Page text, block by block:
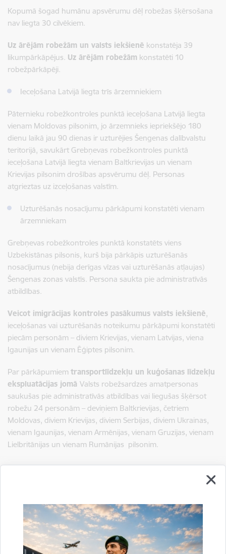
Kopumā šogad humānu apsvērumu dēļ robežas šķērsošana
nav liegta 30 cilvēkiem.
Uz ārējām robežām un valsts iekšienē konstatēja 39
likumpārkāpējus. Uz ārējām robežām konstatēti 10
robežpārkāpēji.
Ieceļošana Latvijā liegta trīs ārzemniekiem
Pāternieku robežkontroles punktā ieceļošana Latvijā liegta
vienam Moldovas pilsonim, jo ārzemnieks iepriekšējo 180
dienu laikā jau 90 dienas ir uzturējies Šengenas dalībvalstu
teritorijā, savukārt Grebņevas robežkontroles punktā
ieceļošana Latvijā liegta vienam Baltkrievijas un vienam
Krievijas pilsonim drošības apsvērumu dēļ. Personas
atgrieztas uz izceļošanas valstīm.
Uzturēšanās nosacījumu pārkāpumi konstatēti vienam
ārzemniekam
Grebņevas robežkontroles punktā konstatēts viens
Uzbekistānas pilsonis, kurš bija pārkāpis uzturēšanās
nosacījumus (nebija derīgas vīzas vai uzturēšanās atļaujas)
Šengenas zonas valstīs. Persona saukta pie administratīvās
atbildības.
Veicot imigrācijas kontroles pasākumus valsts iekšienē,
ieceļošanas vai uzturēšanās noteikumu pārkāpumi konstatēti
piecām personām – diviem Krievijas, vienam Latvijas, viena
Igaunijas un vienam Ēģiptes pilsonim.
Par pārkāpumiem transportlīdzekļu un kuģošanas līdzekļu
ekspluatācijas jomā Valsts robežsardzes amatpersonas
saukušas pie administratīvās atbildības vai liegušas šķērsot
robežu 24 personām – deviņiem Baltkrievijas, četriem
Moldovas, diviem Krievijas, diviem Serbijas, diviem Ukrainas,
vienam Igaunijas, vienam Armēnijas, vienam Gruzijas, vienam
Lielbritānijas un vienam Rumānijas pilsonim.
Valsts robežsardzes Galvenās pārvaldes Stratēģiskās attīstības
un sabiedrisko attiecību nodaļas vecākā speciāliste